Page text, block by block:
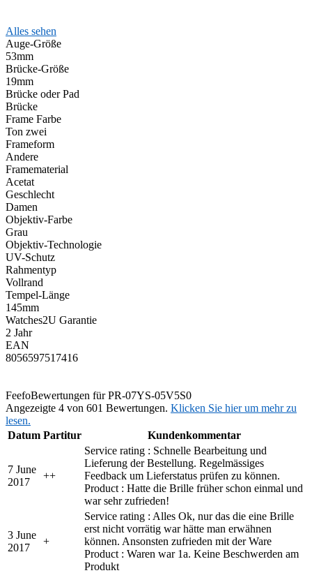
Alles sehen
Auge-Größe
53mm
Brücke-Größe
19mm
Brücke oder Pad
Brücke
Frame Farbe
Ton zwei
Frameform
Andere
Framematerial
Acetat
Geschlecht
Damen
Objektiv-Farbe
Grau
Objektiv-Technologie
UV-Schutz
Rahmentyp
Vollrand
Tempel-Länge
145mm
Watches2U Garantie
2 Jahr
EAN
8056597517416
FeefoBewertungen für PR-07YS-05V5S0
Angezeigte 4 von 601 Bewertungen. Klicken Sie hier um mehr zu
lesen.
Datum Partitur Kundenkommentar
7 June
2017
++
Service rating : Schnelle Bearbeitung und
Lieferung der Bestellung. Regelmässiges
Feedback um Lieferstatus prüfen zu können.
Product : Hatte die Brille früher schon einmal und
war sehr zufrieden!
3 June
2017
+
Service rating : Alles Ok, nur das die eine Brille
erst nicht vorrätig war hätte man erwähnen
können. Ansonsten zufrieden mit der Ware
Product : Waren war 1a. Keine Beschwerden am
Produkt